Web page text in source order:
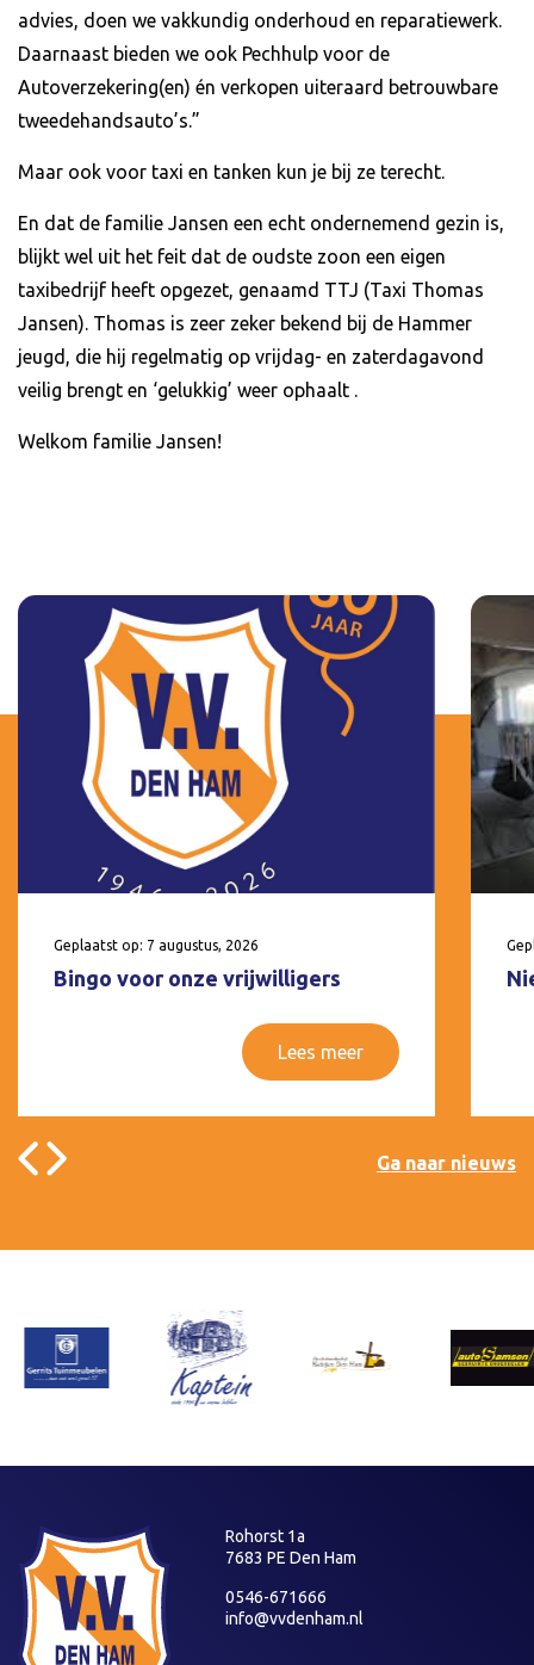
advies, doen we vakkundig onderhoud en reparatiewerk.
Daarnaast bieden we ook Pechhulp voor de
Autoverzekering(en) én verkopen uiteraard betrouwbare
tweedehandsauto’s.”
Maar ook voor taxi en tanken kun je bij ze terecht.
En dat de familie Jansen een echt ondernemend gezin is,
blijkt wel uit het feit dat de oudste zoon een eigen
taxibedrijf heeft opgezet, genaamd TTJ (Taxi Thomas
Jansen). Thomas is zeer zeker bekend bij de Hammer
jeugd, die hij regelmatig op vrijdag- en zaterdagavond
veilig brengt en ‘gelukkig’ weer ophaalt .
Welkom familie Jansen!
Geplaatst op: 7 augustus, 2026
Bingo voor onze vrijwilligers
Lees meer
Ga naar nieuws
Rohorst 1a
7683 PE Den Ham
0546-671666
info@vvdenham.nl